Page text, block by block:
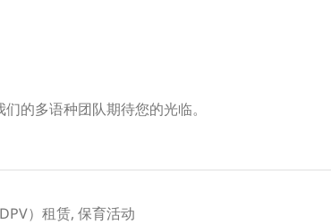
的多语种团队期待您的光临。
）租赁, 保育活动